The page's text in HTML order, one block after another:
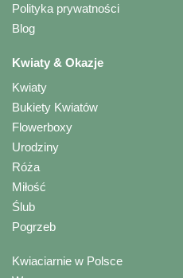
Polityka prywatności
Blog
Kwiaty & Okazje
Kwiaty
Bukiety Kwiatów
Flowerboxy
Urodziny
Róża
Miłość
Ślub
Pogrzeb
Kwiaciarnie w Polsce